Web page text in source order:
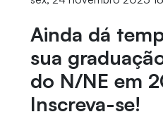
Ainda dá
sua
do N/NE em
Inscreva-se!